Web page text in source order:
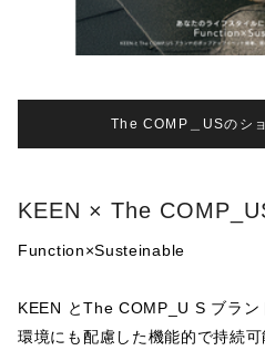
The COMP＿USのシ
KEEN × The
Function×Susteinable
KEEN とThe COMP_U S ブラン
環境にも配慮した機能的で持続